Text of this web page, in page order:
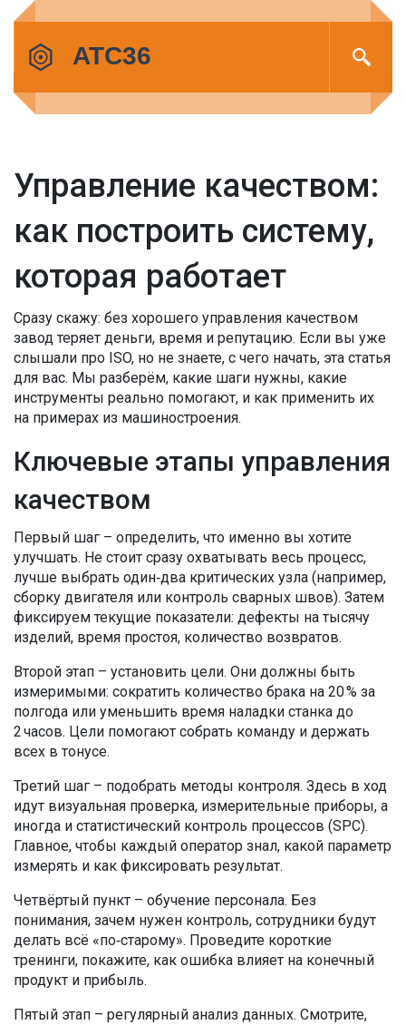
Управление качеством:
как построить систему,
которая работает
Сразу скажу: без хорошего управления качеством
завод теряет деньги, время и репутацию. Если вы уже
слышали про ISO, но не знаете, с чего начать, эта статья
для вас. Мы разберём, какие шаги нужны, какие
инструменты реально помогают, и как применить их
на примерах из машиностроения.
Ключевые этапы управления
качеством
Первый шаг – определить, что именно вы хотите
улучшать. Не стоит сразу охватывать весь процесс,
лучше выбрать один‑два критических узла (например,
сборку двигателя или контроль сварных швов). Затем
фиксируем текущие показатели: дефекты на тысячу
изделий, время простоя, количество возвратов.
Второй этап – установить цели. Они должны быть
измеримыми: сократить количество брака на 20 % за
полгода или уменьшить время наладки станка до
2 часов. Цели помогают собрать команду и держать
всех в тонусе.
Третий шаг – подобрать методы контроля. Здесь в ход
идут визуальная проверка, измерительные приборы, а
иногда и статистический контроль процессов (SPC).
Главное, чтобы каждый оператор знал, какой параметр
измерять и как фиксировать результат.
Четвёртый пункт – обучение персонала. Без
понимания, зачем нужен контроль, сотрудники будут
делать всё «по‑старому». Проведите короткие
тренинги, покажите, как ошибка влияет на конечный
продукт и прибыль.
Пятый этап – регулярный анализ данных. Смотрите,